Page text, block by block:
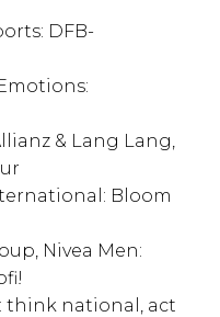
DFB-
& Lang Lang,
Bloom
Nivea Men:
think national, act